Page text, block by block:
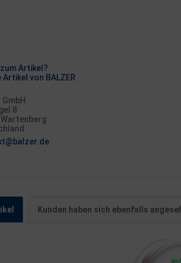
Artikel?
von BALZER
8
Wartenberg
Kunden haben sich ebenfalls